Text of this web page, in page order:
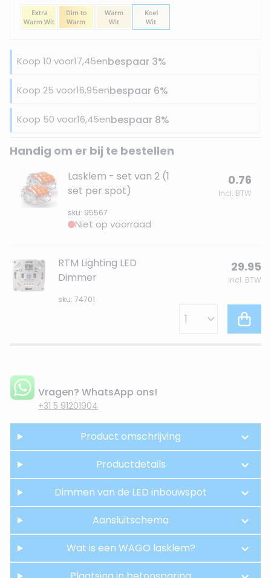
Koop 10 voor17,45enbespaar 3%
Koop 25 voor16,95enbespaar 6%
Koop 50 voor16,45enbespaar 8%
Handig om er bij te bestellen
Lasklem - set van 2 (1
set per spot)
sku: 95567
0.76
Incl. BTW
Niet op voorraad
RTM Lighting LED
Dimmer
sku: 74701
29.95
Incl. BTW
Vragen? WhatsApp ons!
+31 5 91201904
Product omschrijving
Productdetails
Dimmen van de LED inbouwspot
Aansluitschema
Wat is een WAGO lasklem?